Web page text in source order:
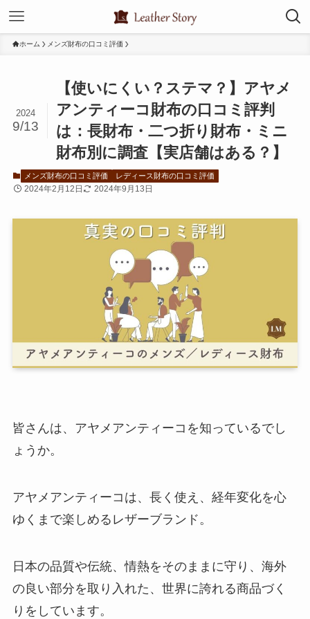
ホーム メンズ財布の口コミ評価
【使いにくい？ステマ？】アヤメ
アンティーコ財布の口コミ評判
は：長財布・二つ折り財布・ミニ
財布別に調査【実店舗はある？】
2024
9/13
メンズ財布の口コミ評価 レディース財布の口コミ評価
2024年2月12日 2024年9月13日
皆さんは、アヤメアンティーコを知っているでし
ょうか。
アヤメアンティーコは、長く使え、経年変化を心
ゆくまで楽しめるレザーブランド。
日本の品質や伝統、情熱をそのままに守り、海外
の良い部分を取り入れた、世界に誇れる商品づく
りをしています。